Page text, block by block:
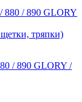
тряпки)
/ 890 GLORY /